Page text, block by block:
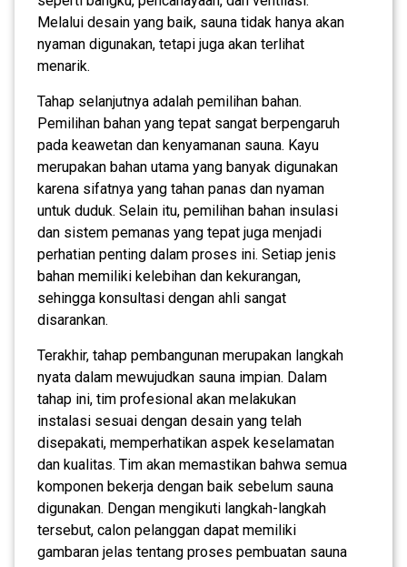
Melalui desain yang baik, sauna tidak hanya akan
nyaman digunakan, tetapi juga akan terlihat
menarik.
Tahap selanjutnya adalah pemilihan bahan.
Pemilihan bahan yang tepat sangat berpengaruh
pada keawetan dan kenyamanan sauna. Kayu
merupakan bahan utama yang banyak digunakan
karena sifatnya yang tahan panas dan nyaman
untuk duduk. Selain itu, pemilihan bahan insulasi
dan sistem pemanas yang tepat juga menjadi
perhatian penting dalam proses ini. Setiap jenis
bahan memiliki kelebihan dan kekurangan,
sehingga konsultasi dengan ahli sangat
disarankan.
Terakhir, tahap pembangunan merupakan langkah
nyata dalam mewujudkan sauna impian. Dalam
tahap ini, tim profesional akan melakukan
instalasi sesuai dengan desain yang telah
disepakati, memperhatikan aspek keselamatan
dan kualitas. Tim akan memastikan bahwa semua
komponen bekerja dengan baik sebelum sauna
digunakan. Dengan mengikuti langkah-langkah
tersebut, calon pelanggan dapat memiliki
gambaran jelas tentang proses pembuatan sauna